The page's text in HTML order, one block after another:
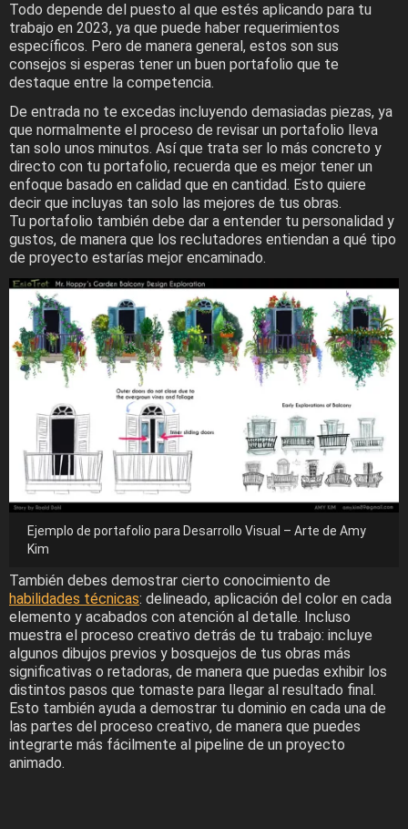
Todo depende del puesto al que estés aplicando para tu
trabajo en 2023, ya que puede haber requerimientos
específicos. Pero de manera general, estos son sus
consejos si esperas tener un buen portafolio que te
destaque entre la competencia.
De entrada no te excedas incluyendo demasiadas piezas, ya
que normalmente el proceso de revisar un portafolio lleva
tan solo unos minutos. Así que trata ser lo más concreto y
directo con tu portafolio, recuerda que es mejor tener un
enfoque basado en calidad que en cantidad. Esto quiere
decir que incluyas tan solo las mejores de tus obras.
Tu portafolio también debe dar a entender tu personalidad y
gustos, de manera que los reclutadores entiendan a qué tipo
de proyecto estarías mejor encaminado.
Ejemplo de portafolio para Desarrollo Visual – Arte de Amy
Kim
También debes demostrar cierto conocimiento de
habilidades técnicas: delineado, aplicación del color en cada
elemento y acabados con atención al detalle. Incluso
muestra el proceso creativo detrás de tu trabajo: incluye
algunos dibujos previos y bosquejos de tus obras más
significativas o retadoras, de manera que puedas exhibir los
distintos pasos que tomaste para llegar al resultado final.
Esto también ayuda a demostrar tu dominio en cada una de
las partes del proceso creativo, de manera que puedes
integrarte más fácilmente al pipeline de un proyecto
animado.